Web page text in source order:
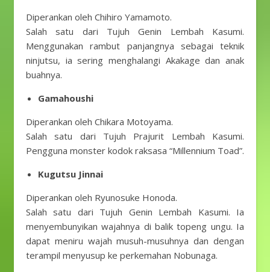
Diperankan oleh Chihiro Yamamoto.
Salah satu dari Tujuh Genin Lembah Kasumi.
Menggunakan rambut panjangnya sebagai teknik
ninjutsu, ia sering menghalangi Akakage dan anak
buahnya.
Gamahoushi
Diperankan oleh Chikara Motoyama.
Salah satu dari Tujuh Prajurit Lembah Kasumi.
Pengguna monster kodok raksasa “Millennium Toad”.
Kugutsu Jinnai
Diperankan oleh Ryunosuke Honoda.
Salah satu dari Tujuh Genin Lembah Kasumi. Ia
menyembunyikan wajahnya di balik topeng ungu. Ia
dapat meniru wajah musuh-musuhnya dan dengan
terampil menyusup ke perkemahan Nobunaga.